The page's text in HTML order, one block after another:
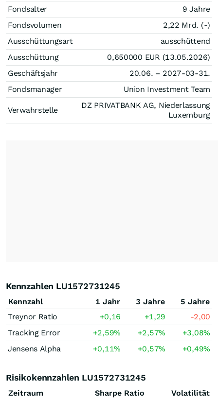
Fondsalter
9 Jahre
Fondsvolumen
2,22 Mrd. (-)
Ausschüttungsart
ausschüttend
Ausschüttung
0,650000 EUR (13.05.2026)
Geschäftsjahr
20.06. – 2027-03-31.
Fondsmanager
Union Investment Team
Verwahrstelle
DZ PRIVATBANK AG, Niederlassung
Luxemburg
Kennzahlen LU1572731245
Kennzahl 1 Jahr 3 Jahre
5 Jahre
Treynor Ratio
+0,16 +1,29
-2,00
Tracking Error
+2,59% +2,57% +3,08%
Jensens Alpha
+0,11% +0,57% +0,49%
Risikokennzahlen LU1572731245
Zeitraum Sharpe Ratio
Volatilität